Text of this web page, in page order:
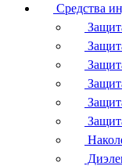
Средства